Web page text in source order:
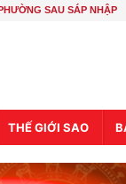
SAU SÁP NHẬP
THẾ GIỚI SAO